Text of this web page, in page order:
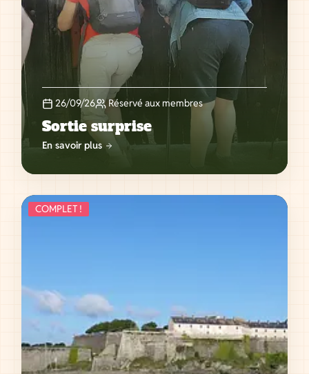
26/09/26 Réservé aux membres
Sortie surprise
En savoir plus
COMPLET !